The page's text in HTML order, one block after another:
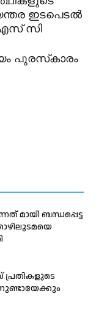
ഇടപെടൽ
സി
പുരസ്‌കാരം
ബന്ധപ്പെട്ട
പ്രതികളുടെ